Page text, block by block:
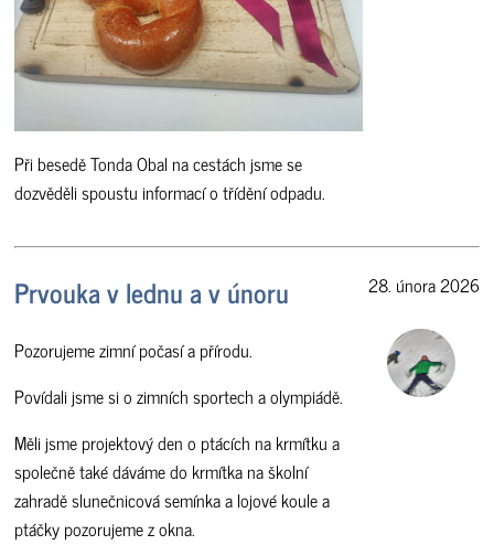
Při besedě Tonda Obal na cestách jsme se
dozvěděli spoustu informací o třídění odpadu.
Prvouka v lednu a v únoru
Pozorujeme zimní počasí a přírodu.
Povídali jsme si o zimních sportech a olympiádě.
Měli jsme projektový den o ptácích na krmítku a
společně také dáváme do krmítka na školní
zahradě slunečnicová semínka a lojové koule a
ptáčky pozorujeme z okna.
28. února 2026